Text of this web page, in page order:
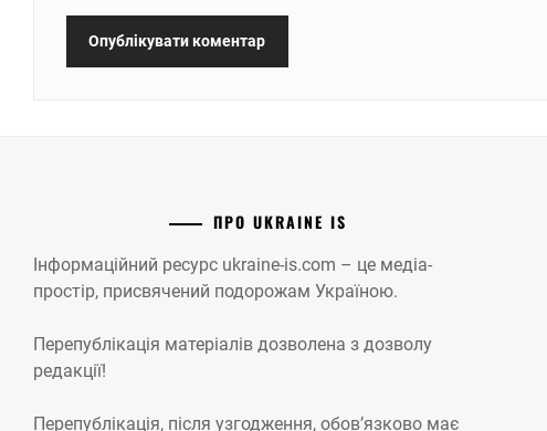
ПРО UKRAINE IS
Інформаційний ресурс ukraine-is.com – це медіа-
простір, присвячений подорожам Україною.
Перепублікація матеріалів дозволена з дозволу
редакції!
Перепублікація, після узгодження, обов’язково має